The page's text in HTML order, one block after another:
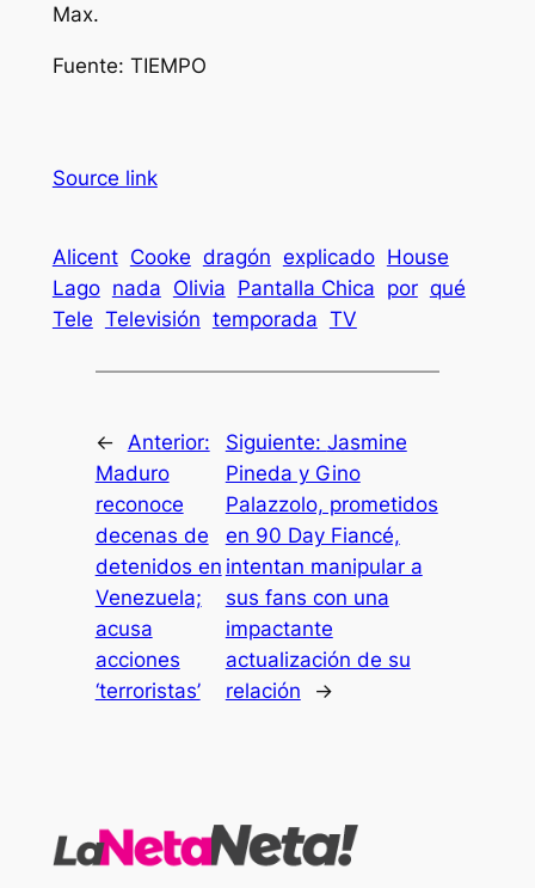
Max.
Fuente: TIEMPO
Source link
Alicent Cooke dragón explicado House
Lago nada Olivia Pantalla Chica por qué
Tele Televisión temporada TV
← Anterior:
Maduro
reconoce
decenas de
detenidos en
Venezuela;
acusa
acciones
‘terroristas’
Siguiente: Jasmine
Pineda y Gino
Palazzolo, prometidos
en 90 Day Fiancé,
intentan manipular a
sus fans con una
impactante
actualización de su
relación
→